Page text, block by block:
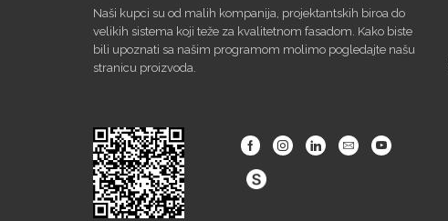
Naši kupci su od malih kompanija, projektantskih biroa do
velikih sistema koji teže za kvalitetnom fasadom. Kako biste
bili upoznati sa našim programom molimo pogledajte našu
stranicu proizvoda.
FacebookInstagramLinkedinEmail Youtube